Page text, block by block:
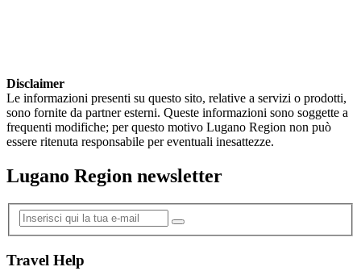
Disclaimer
Le informazioni presenti su questo sito, relative a servizi o prodotti,
sono fornite da partner esterni. Queste informazioni sono soggette a
frequenti modifiche; per questo motivo Lugano Region non può
essere ritenuta responsabile per eventuali inesattezze.
Lugano Region newsletter
Travel Help